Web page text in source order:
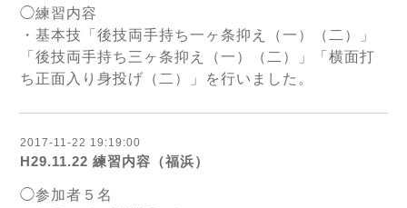
◯練習内容
・基本技「後技両手持ち一ヶ条抑え（一）（二）」
「後技両手持ち三ヶ条抑え（一）（二）」「横面打
ち正面入り身投げ（二）」を行いました。
2017-11-22 19:19:00
H29.11.22 練習内容（福浜）
◯参加者５名